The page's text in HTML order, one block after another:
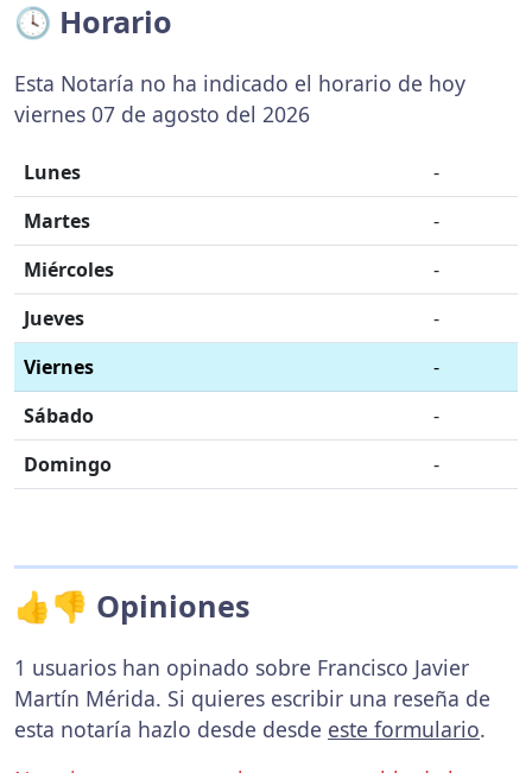
🕓 Horario
Esta Notaría no ha indicado el horario de hoy
viernes 07 de agosto del 2026
Lunes
-
Martes
-
Miércoles
-
Jueves
-
Viernes
-
Sábado
-
Domingo
-
👍👎 Opiniones
1 usuarios han opinado sobre Francisco Javier
Martín Mérida. Si quieres escribir una reseña de
esta notaría hazlo desde desde este formulario.